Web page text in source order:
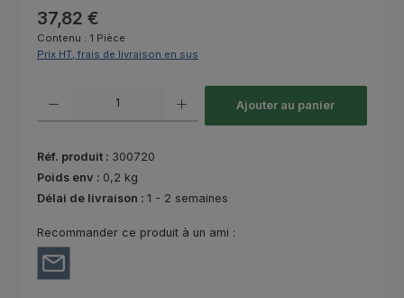
Prix régulier :
37,82 €
Contenu : 1 Pièce
Prix HT, frais de livraison en sus
Ajouter au panier
Réf. produit : 300720
Poids env : 0,2 kg
Délai de livraison : 1 - 2 semaines
Recommander ce produit à un ami :